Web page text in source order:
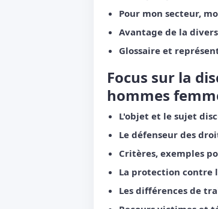
Pour mon secteur,
Avantage de la
Glossaire et
Focus sur la
hommes
L'objet et le sujet
Le défenseur des
Critères, exemples
La protection contre
Les différences de